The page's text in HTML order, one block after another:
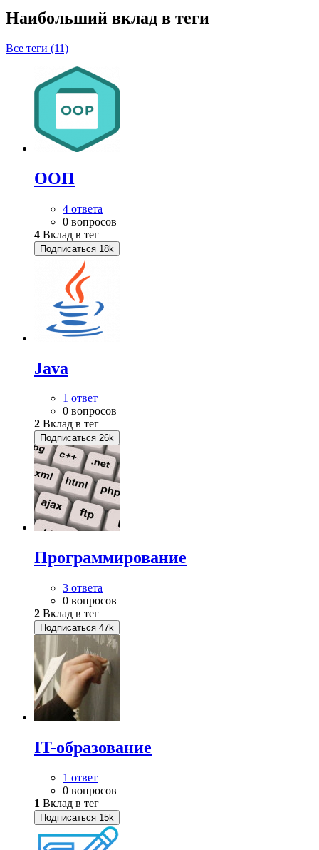
Наибольший вклад в теги
Все теги (11)
ООП
4 ответа
0 вопросов
4 Вклад в тег
Подписаться 18k
Java
1 ответ
0 вопросов
2 Вклад в тег
Подписаться 26k
Программирование
3 ответа
0 вопросов
2 Вклад в тег
Подписаться 47k
IT-образование
1 ответ
0 вопросов
1 Вклад в тег
Подписаться 15k